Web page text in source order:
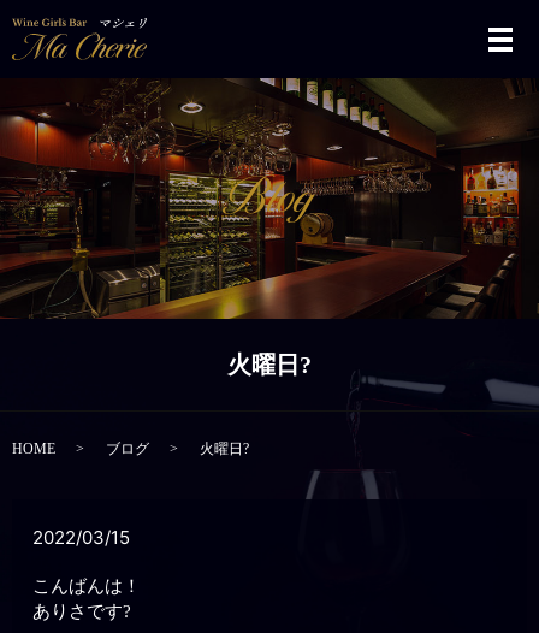
メ
火曜日?
HOME ブログ 火曜日?
2022/03/15
こんばんは！
ありさです?